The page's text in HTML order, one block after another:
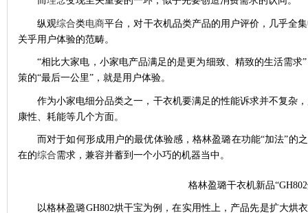
纵观综合类电商平台，对干衣机品类产品的用户评价，几乎全
关乎用户体验的范畴。
“相比大家电，小家电产品满足的是更为细致、精致的生活需
策的“最后一公里”，就是用户体验。
作为小家电细分品类之一，干衣机要满足的性能诉求并不复杂
康性、耗能等几个方面。
而对于如何形成用户的最优体验感，格林盈璐在功能“加法”
在的综合需求，兼容并蓄到一个小巧的机器当中。
格林盈璐干衣机新品
以格林盈璐GH802烘干宝为例，在实用性上，产品先是扩大烘